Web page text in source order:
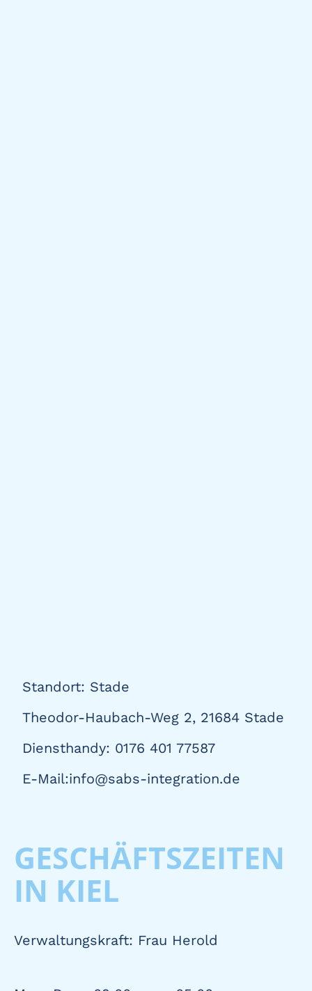
Standort: Stade
Theodor-Haubach-Weg 2, 21684 Stade
Diensthandy: 0176 401 77587
E-Mail:info@sabs-integration.de
GESCHÄFTSZEITEN
IN KIEL
Verwaltungskraft: Frau Herold